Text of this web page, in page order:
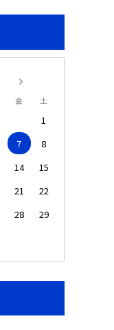
金 土
1
7
8
14
15
21
22
28
29